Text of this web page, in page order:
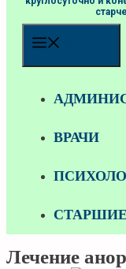
ВРАЧИ
Лечение